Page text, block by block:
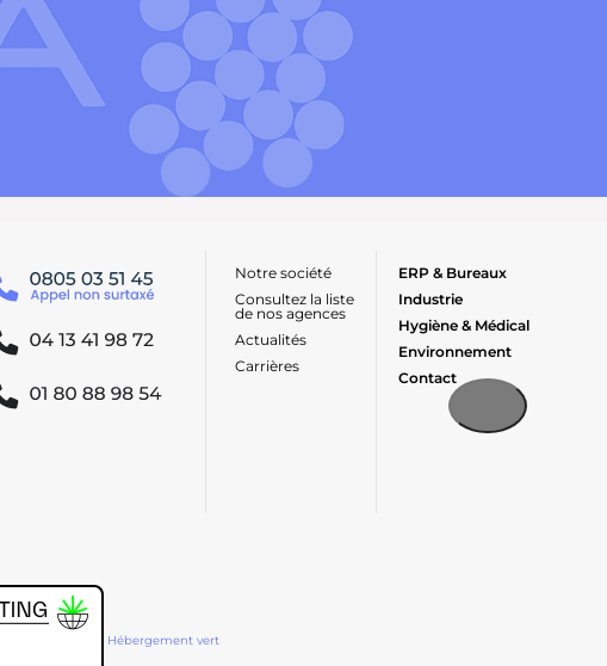
Notre société
Consultez la liste
de nos agences
Actualités
Carrières
ERP & Bureaux
Industrie
Hygiène & Médical
Environnement
Contact
Hébergement vert